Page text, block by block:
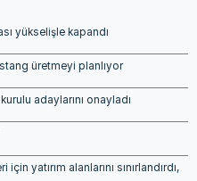
yükselişle kapandı
üretmeyi planlıyor
adaylarını onayladı
yatırım alanlarını sınırlandırdı,